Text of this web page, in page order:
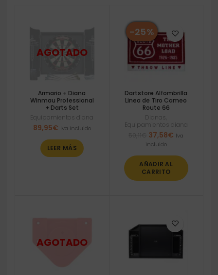
Armario + Diana
Winmau Professional
+ Darts Set
Equipamientos diana
89,95€ Iva incluido
LEER MÁS
-25%
Dartstore Alfombrilla
Linea de Tiro Cameo
Route 66
Dianas
Equipamientos diana
El
precio
era:
50,11€.
37,58€ El
es:
37,58€.
Iva
incluido
AÑADIR AL
CARRITO